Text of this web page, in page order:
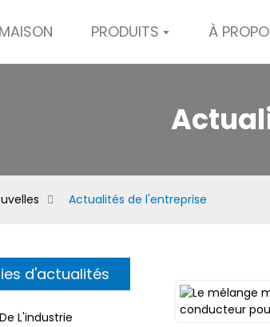
MAISON PRODUITS À
Actualités de l'entreprise
d'actualités
L'industrie